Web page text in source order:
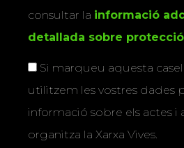
consultar la informació
detallada sobre
Si marqueu aquesta
utilitzem les vostres dades
informació sobre els actes i
organitza la Xarxa Vives.